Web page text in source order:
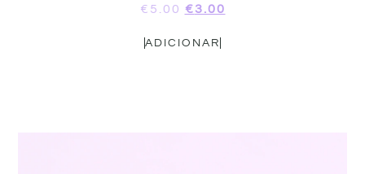
€ 5.00 €3.00
ADICIONAR